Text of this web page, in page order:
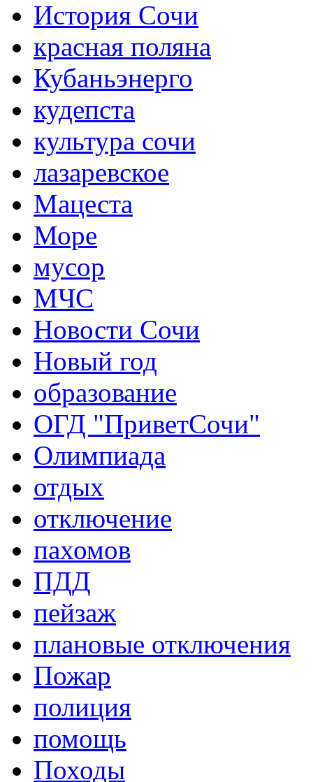
История Сочи
красная поляна
Кубаньэнерго
кудепста
культура сочи
лазаревское
Мацеста
Море
мусор
МЧС
Новости Сочи
Новый год
образование
ОГД "ПриветСочи"
Олимпиада
отдых
отключение
пахомов
ПДД
пейзаж
плановые отключения
Пожар
полиция
помощь
Походы